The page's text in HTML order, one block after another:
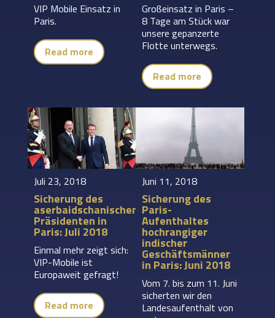
VIP Mobile Einsatz in
Paris.
Read more
Großeinsatz in Paris –
8 Tage am Stück war
unsere gepanzerte
Flotte unterwegs.
Read more
Juli 23, 2018
Sicherung des
aserbaidschanischen
Präsidenten in
Paris: Juli 2018
Einmal mehr zeigt sich:
VIP-Mobile ist
Europaweit gefragt!
Read more
Juni 11, 2018
Sicherung des
Paris-
Aufenthaltes
hochrangiger
indischer
Geschäftsmänner
in Paris: Juni 2018
Vom 7. bis zum 11. Juni
sicherten wir den
Landesaufenthalt von